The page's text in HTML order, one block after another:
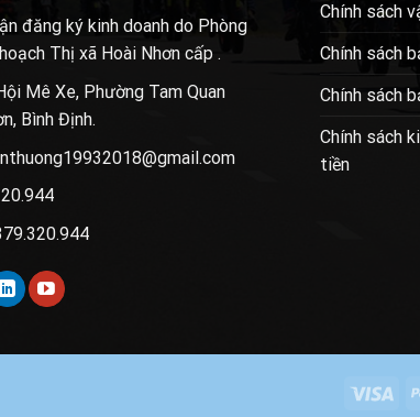
đăng ký kinh doanh do Phòng
Thị xã Hoài Nhơn cấp .
Mê Xe, Phường Tam Quan
Bình Định.
Chính sách
Chính sách
Chính sách
Chính sách
tiền